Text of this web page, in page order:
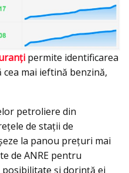
permite identificarea
mai ieftină benzină,
petroliere din
de staţii de
la panou preţuri mai
de ANRE pentru
şi dorinţă ei